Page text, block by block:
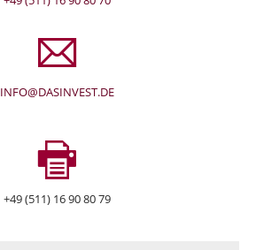
INFO@DASINVEST.DE
+49 (511) 16 90 80 79